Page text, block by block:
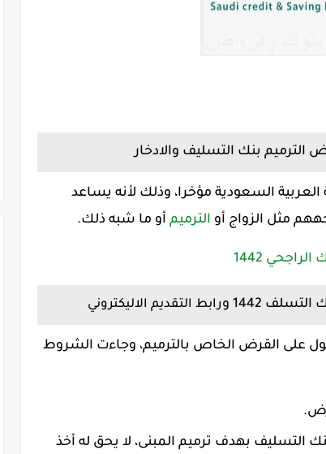
الترميم بنك التسليف والادخار
السعودية مؤخرا، وذلك لأنه يساعد
مثل الزواج أو الترميم أو ما شبه ذلك.
1442
1442 و رابط التقديم الاليكتروني
على القرض الخاص بالترميم، وجاءت الشروط
بهدف ترميم المبنى، لا يحق له أخذ